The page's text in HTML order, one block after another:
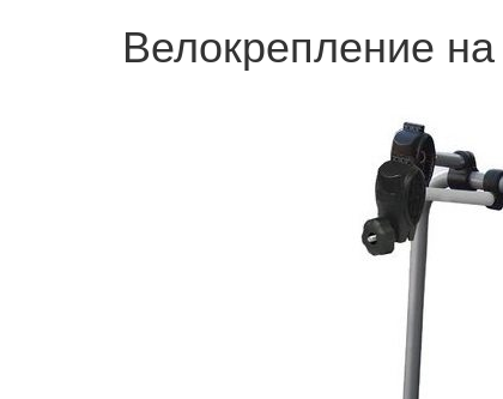
Велокрепление